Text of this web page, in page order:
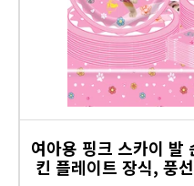
여아용 핑크 스카이 발
킨 플레이트 장식, 풍